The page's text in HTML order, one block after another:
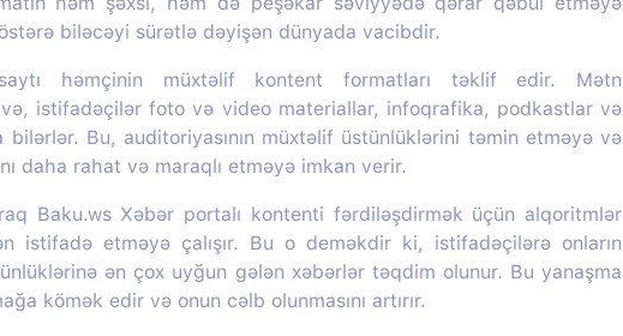
biləcəyi sürətlə dəyişən dünyada vacibdir.
həmçinin müxtəlif kontent formatları təklif edir. Mətn
istifadəçilər foto və video materiallar, infoqrafika, podkastlar və
bilərlər. Bu, auditoriyasının müxtəlif üstünlüklərini təmin etməyə və
daha rahat və maraqlı etməyə imkan verir.
Baku.ws Xəbər portalı kontenti fərdiləşdirmək üçün alqoritmlər
istifadə etməyə çalışır. Bu o deməkdir ki, istifadəçilərə onların
ən çox uyğun gələn xəbərlər təqdim olunur. Bu yanaşma
kömək edir və onun cəlb olunmasını artırır.